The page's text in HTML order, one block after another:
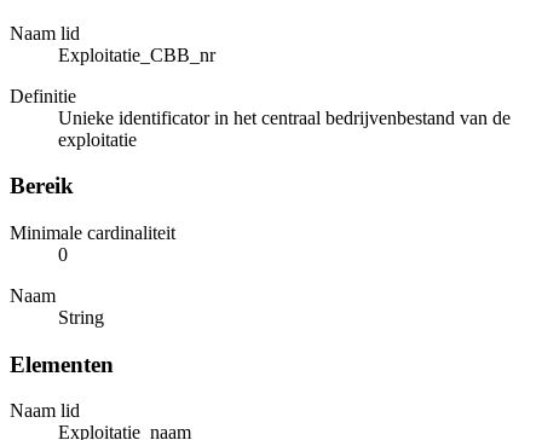
Naam lid
Exploitatie_CBB_nr
Definitie
Unieke identificator in het centraal bedrijvenbestand van de
exploitatie
Bereik
Minimale cardinaliteit
0
Naam
String
Elementen
Naam lid
Exploitatie_naam